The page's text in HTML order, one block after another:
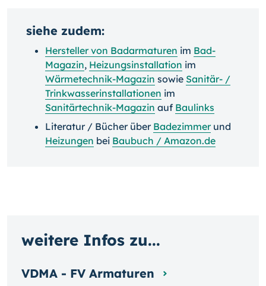
siehe zudem:
Hersteller von Badarmaturen im Bad-
Magazin, Heizungsinstallation im
Wärmetechnik-Magazin sowie Sanitär- /
Trinkwasserinstallationen im
Sanitärtechnik-Magazin auf Baulinks
Literatur / Bücher über Badezimmerund
Heizungen bei Baubuch / Amazon.de
weitere Infos zu...
VDMA - FV Armaturen